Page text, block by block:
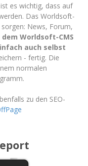
es wichtig, dass auf
Das Worldsoft-
News, Forum,
Worldsoft-CMS
auch selbst
- fertig. Die
normalen
zu den SEO-